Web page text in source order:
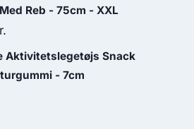
pris
72.50 kr..
Reb - 75cm - XXL
aktuelle
pris
Aktivitetslegetøjs Snack
- 7cm